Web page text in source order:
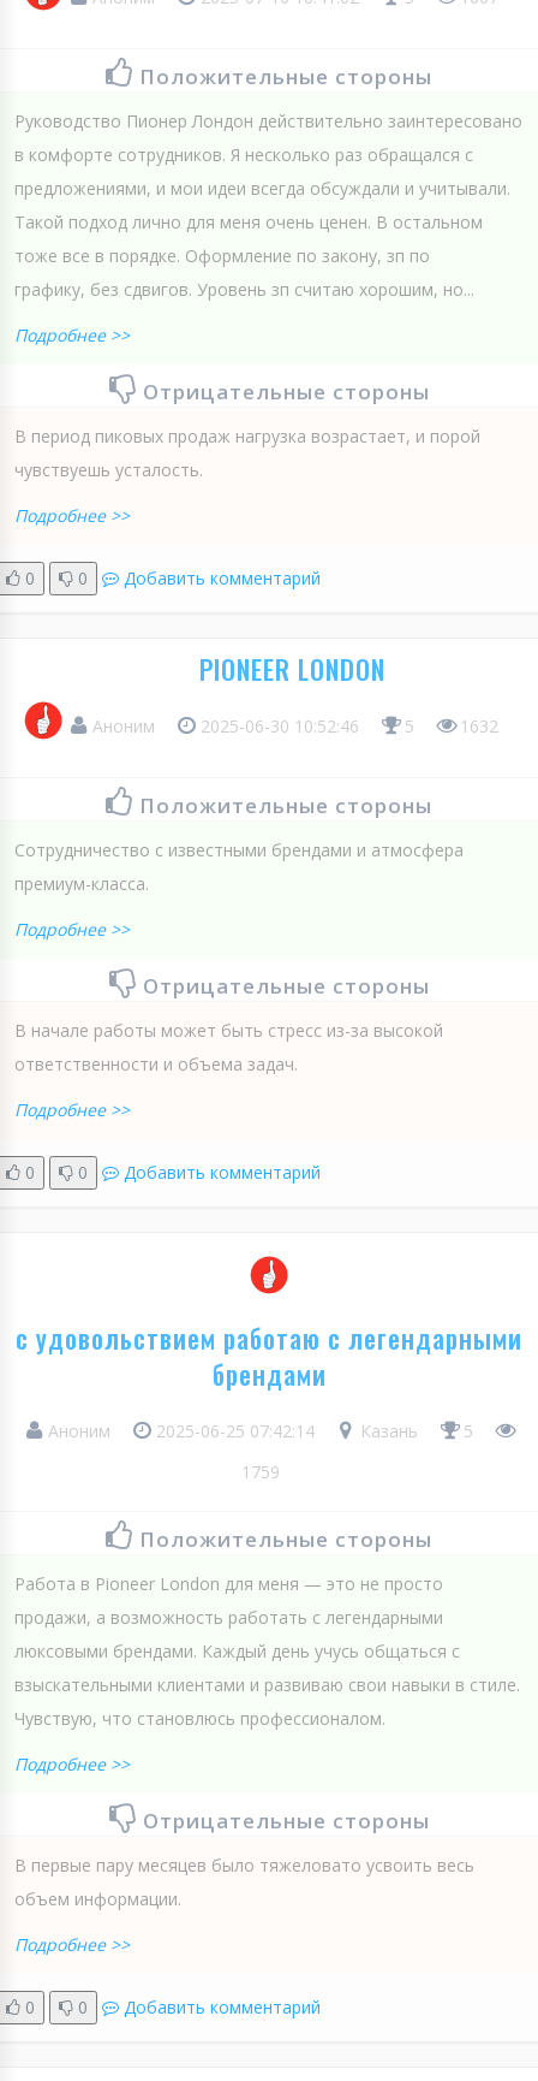
Положительные стороны
Руководство Пионер Лондон действительно заинтересовано
в комфорте сотрудников. Я несколько раз обращался с
предложениями, и мои идеи всегда обсуждали и учитывали.
Такой подход лично для меня очень ценен. В остальном
тоже все в порядке. Оформление по закону, зп по
графику, без сдвигов. Уровень зп считаю хорошим, но...
Подробнее >>
Отрицательные стороны
В период пиковых продаж нагрузка возрастает, и порой
чувствуешь усталость.
Подробнее >>
0 0 Добавить комментарий
PIONEER LONDON
Аноним 2025-06-30 10:52:46 5 1632
Положительные стороны
Сотрудничество с известными брендами и атмосфера
премиум-класса.
Подробнее >>
Отрицательные стороны
В начале работы может быть стресс из-за высокой
ответственности и объема задач.
Подробнее >>
0 0 Добавить комментарий
с удовольствием работаю с легендарными
брендами
Аноним 2025-06-25 07:42:14 Казань
5
1759
Положительные стороны
Работа в Pioneer London для меня — это не просто
продажи, а возможность работать с легендарными
люксовыми брендами. Каждый день учусь общаться с
взыскательными клиентами и развиваю свои навыки в стиле.
Чувствую, что становлюсь профессионалом.
Подробнее >>
Отрицательные стороны
В первые пару месяцев было тяжеловато усвоить весь
объем информации.
Подробнее >>
0 0 Добавить комментарий